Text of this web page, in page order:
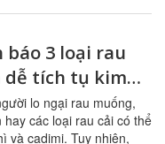
báo 3 loại rau
dễ tích tụ kim
lo ngại rau muống,
hay các loại rau cải có thể
và cadimi. Tuy nhiên,